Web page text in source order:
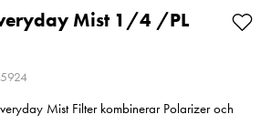
Mist 1/4 /PL
Mist Filter kombinerar Polarizer och